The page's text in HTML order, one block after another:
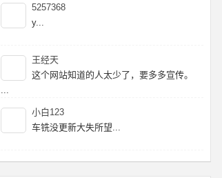
5257368
y...
王经天
这个网站知道的人太少了，要多多宣传。
...
小白123
车铣没更新大失所望...